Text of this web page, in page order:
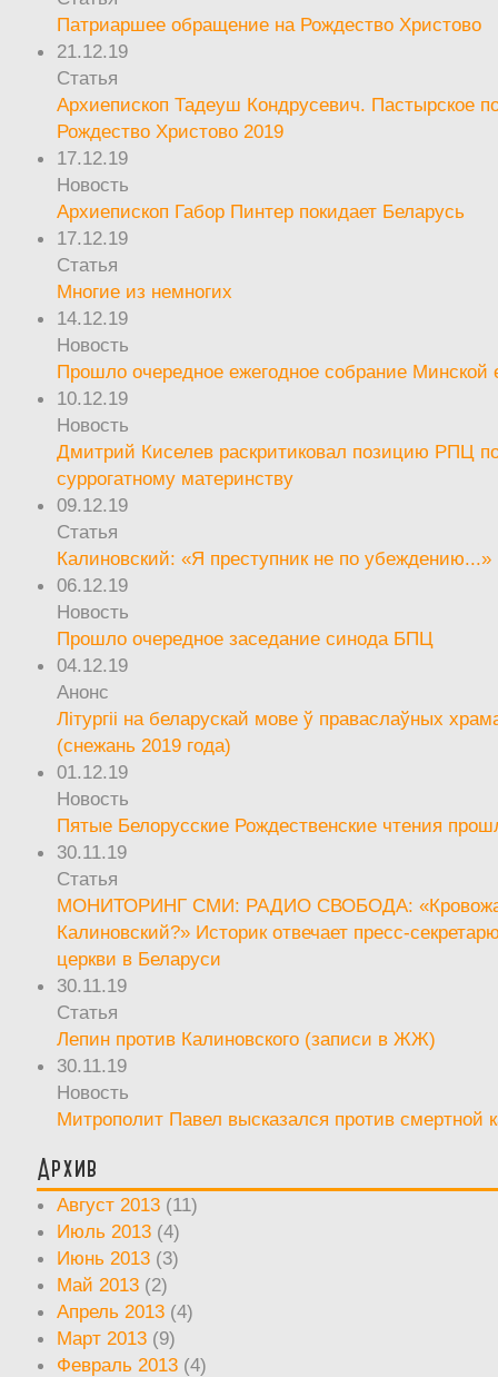
Патриаршее обращение на Рождество Христово
21.12.19
Статья
Архиепископ Тадеуш Кондрусевич. Пастырское
Рождество Христово 2019
17.12.19
Новость
Архиепископ Габор Пинтер покидает Беларусь
17.12.19
Статья
Многие из немногих
14.12.19
Новость
Прошло очередное ежегодное собрание
10.12.19
Новость
Дмитрий Киселев раскритиковал позицию РПЦ
суррогатному материнству
09.12.19
Статья
Калиновский: «Я преступник не по убеждению...»
06.12.19
Новость
Прошло очередное заседание синода БПЦ
04.12.19
Анонс
Літургіі на беларускай мове ў праваслаўных
(снежань 2019 года)
01.12.19
Новость
Пятые Белорусские Рождественские чтения
30.11.19
Статья
МОНИТОРИНГ СМИ: РАДИО СВОБОДА:
Калиновский?» Историк отвечает пресс-
церкви в Беларуси
30.11.19
Статья
Лепин против Калиновского (записи в ЖЖ)
30.11.19
Новость
Митрополит Павел высказался против смертной
Архив
Август 2013 (11)
Июль 2013 (4)
Июнь 2013 (3)
Май 2013 (2)
Апрель 2013 (4)
Март 2013 (9)
Февраль 2013 (4)